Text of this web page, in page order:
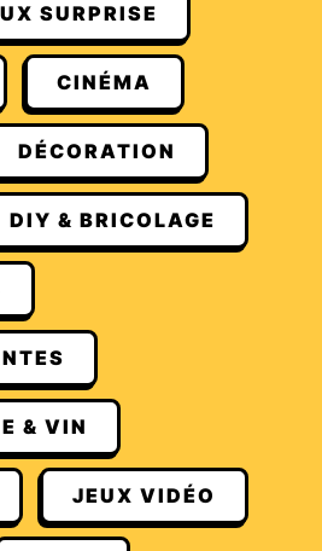
SURPRISE
CINÉMA
DÉCORATION
DIY & BRICOLAGE
& VIN
JEUX VIDÉO